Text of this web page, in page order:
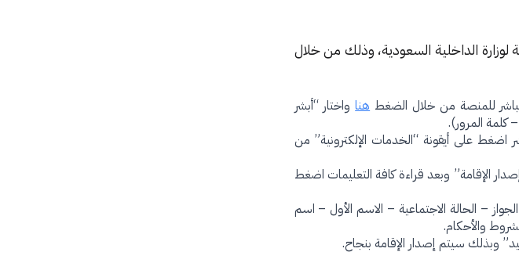
لوزارة الداخلية السعودية، وذلك من خلال
للمنصة من خلال الضغطهناواختار “أبشر
كلمة المرور).
على أيقونة “الخدمات الإلكترونية” من
الإقامة” وبعد قراءة كافة التعليمات اضغط
– الحالة الاجتماعية – الاسم الأول – اسم
والأحكام.
وبذلك سيتم إصدار الإقامة بنجاح.